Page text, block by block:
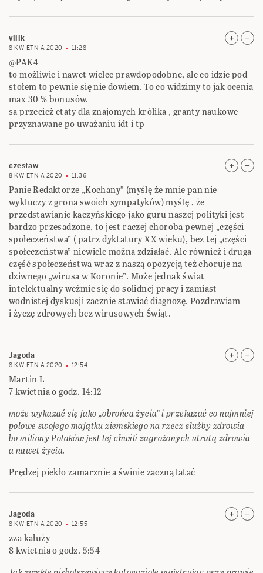
villk
8 KWIETNIA 2020 11:28
@PAK4
to możliwie i nawet wielce prawdopodobne, ale co idzie pod
stołem to pewnie się nie dowiem. To co widzimy to jak ocenia
max 30 % bonusów.
sa przecież etaty dla znajomych królika , granty naukowe
przyznawane po uważaniu idt i tp
czesław
8 KWIETNIA 2020 11:36
Panie Redaktorze „Kochany” (myślę że mnie pan nie
wykluczy z grona swoich sympatyków) myślę , że
przedstawianie kaczyńskiego jako guru naszej polityki jest
bardzo przesadzone, to jest raczej choroba pewnej „części
społeczeństwa” ( patrz dyktatury XX wieku), bez tej „części
społeczeństwa” niewiele można zdziałać. Ale również i druga
część społeczeństwa wraz z naszą opozycją też choruje na
dziwnego „wirusa w Koronie”. Może jednak świat
intelektualny weźmie się do solidnej pracy i zamiast
wodnistej dyskusji zacznie stawiać diagnozę. Pozdrawiam
i życzę zdrowych bez wirusowych Świąt.
Jagoda
8 KWIETNIA 2020 12:54
Martin L
7 kwietnia o godz. 14:12
może wykazać się jako „obrońca życia” i przekazać co najmniej
polowe swojego majątku ziemskiego na rzecz służby zdrowia
bo miliony Polaków jest tej chwili zagrożonych utratą zdrowia
a nawet życia.
Prędzej piekło zamarznie a świnie zaczną latać
Jagoda
8 KWIETNIA 2020 12:55
zza kałuży
8 kwietnia o godz. 5:54